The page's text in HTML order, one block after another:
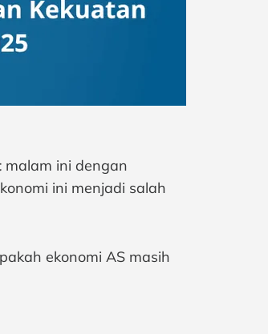
malam ini dengan
ini menjadi salah
ekonomi AS masih